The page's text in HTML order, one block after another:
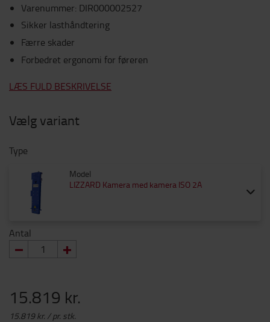
Varenummer: DIR000002527
Sikker lasthåndtering
Færre skader
Forbedret ergonomi for føreren
LÆS FULD BESKRIVELSE
Vælg variant
Type
Model
LIZZARD Kamera med kamera ISO 2A
Antal
15.819 kr.
15.819 kr. / pr. stk.